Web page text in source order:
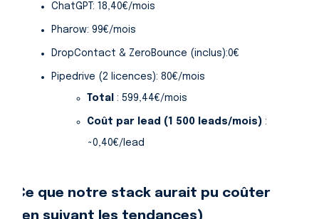
ChatGPT: 18,40€/mois
Pharow: 99€/mois
DropContact & ZeroBounce (inclus):0€
Pipedrive (2 licences): 80€/mois
Total : 599,44€/mois
Coût par lead (1 500 leads/mois) :
~0,40€/lead
Ce que notre stack aurait pu coûter
(en suivant les tendances)